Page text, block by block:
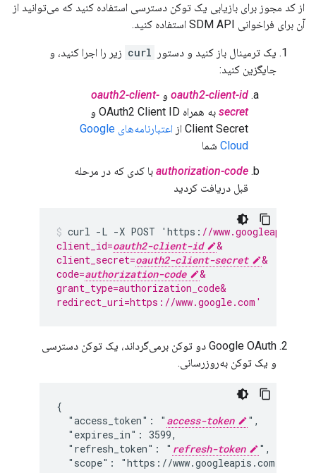
از کد مجوز برای بازیابی یک توکن دسترسی استفاده کنید که می‌توانید از
آن برای فراخوانی SDM API استفاده کنید.
یک ترمینال باز کنید و دستور curl زیر را اجرا کنید، و
جایگزین کنید:
oauth2-client-id و oauth2-client-
secret
به همراه OAuth2 Client ID و
Client Secret از
اعتبارنامه‌های Google
Cloud شما
authorization-code با کدی که در مرحله
قبل دریافت کردید
curl -L -X POST ' https : //
client_id=oauth2-client-id
&
client_secret=oauth2-client-secret
&
code=authorization-code
&
grant_type=authorization_code&
redirect_uri=https://www.google.com'
Google OAuth دو توکن برمی‌گرداند، یک توکن دسترسی
و یک توکن به‌روزرسانی.
"access_token": " access-token
"refresh_token": " refresh-token